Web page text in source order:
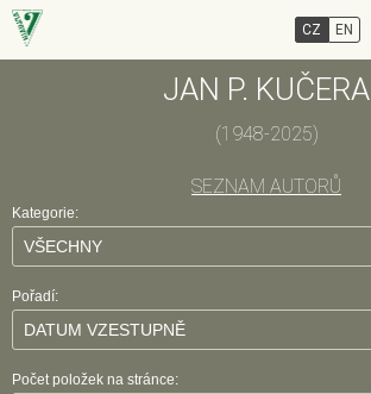
JAN P. KUČERA
(1948-2025)
SEZNAM AUTORŮ
Kategorie:
Pořadí:
Počet položek na stránce:
CZ EN